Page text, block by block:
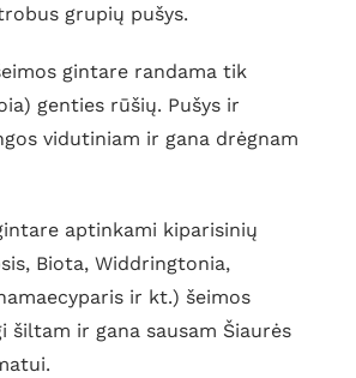
grupių pušys.
gintare randama tik
genties rūšių. Pušys ir
vidutiniam ir gana drėgnam
aptinkami kiparisinių
Biota, Widdringtonia,
ir kt.) šeimos
šiltam ir gana sausam Šiaurės